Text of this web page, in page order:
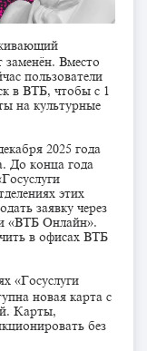
Вместо
пользователи
в ВТБ, чтобы с 1
на культурные
2025 года
До конца года
этих
заявку через
«ВТБ Онлайн».
в офисах ВТБ
«Госуслуги
новая карта с
Карты,
без